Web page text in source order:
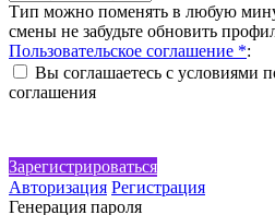
Тип можно поменять в любую
смены не забудьте обновить
Пользовательское соглашение *:
Вы соглашаетесь с условиями
соглашения
Зарегистрироваться
Авторизация Регистрация
Генерация пароля